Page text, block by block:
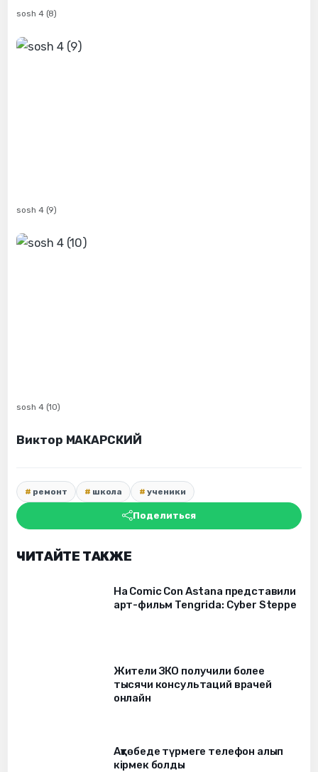
sosh 4 (8)
sosh 4 (9)
sosh 4 (10)
Виктор МАКАРСКИЙ
ремонт школа ученики
Поделиться
ЧИТАЙТЕ ТАКЖЕ
На Comic Con Astana представили
арт-фильм Tengrida: Cyber Steppe
Жители ЗКО получили более
тысячи консультаций врачей
онлайн
Ақтөбеде түрмеге телефон алып
кірмек болды